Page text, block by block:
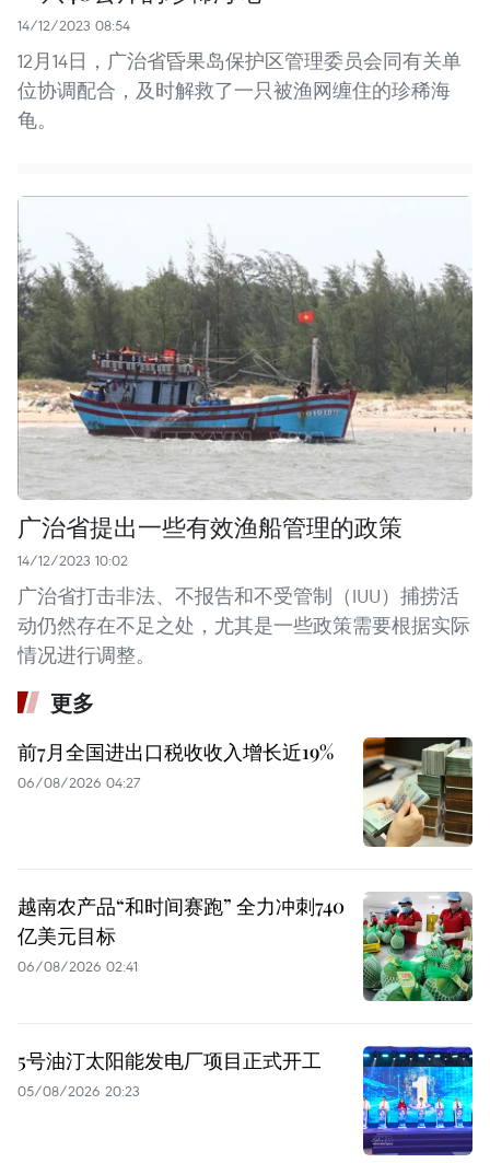
14/12/2023 08:54
12月14日，广治省昏果岛保护区管理委员会同有关单
位协调配合，及时解救了一只被渔网缠住的珍稀海
龟。
广治省提出一些有效渔船管理的政策
14/12/2023 10:02
广治省打击非法、不报告和不受管制（IUU）捕捞活
动仍然存在不足之处，尤其是一些政策需要根据实际
情况进行调整。
更多
前7月全国进出口税收收入增长近19%
06/08/2026 04:27
越南农产品“和时间赛跑” 全力冲刺740
亿美元目标
06/08/2026 02:41
5号油汀太阳能发电厂项目正式开工
05/08/2026 20:23